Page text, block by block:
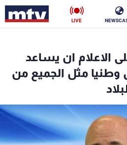
LIVE
الاعلام ان يساعد
وطنيا مثل الجميع من
فن
رياضة